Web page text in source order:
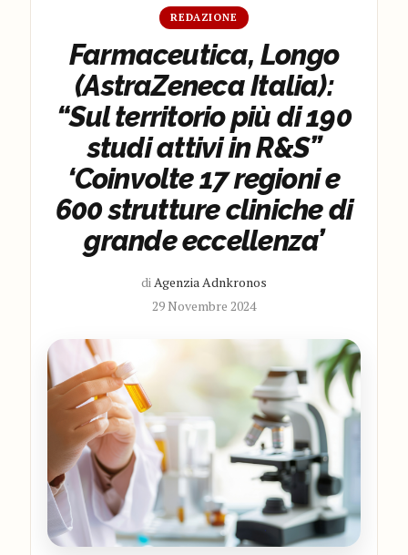
REDAZIONE
Farmaceutica, Longo
(AstraZeneca Italia):
“Sul territorio più di 190
studi attivi in R&S”
‘Coinvolte 17 regioni e
600 strutture cliniche di
grande eccellenza’
di Agenzia Adnkronos
29 Novembre 2024